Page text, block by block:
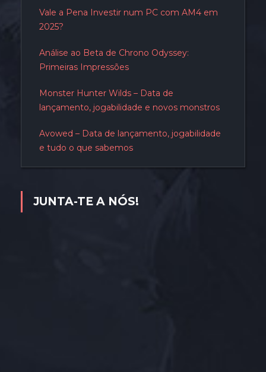
Vale a Pena Investir num PC com AM4 em
2025?
Análise ao Beta de Chrono Odyssey:
Primeiras Impressões
Monster Hunter Wilds – Data de
lançamento, jogabilidade e novos monstros
Avowed – Data de lançamento, jogabilidade
e tudo o que sabemos
JUNTA-TE A NÓS!